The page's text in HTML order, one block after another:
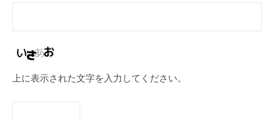
上に表示された文字を入力してください。